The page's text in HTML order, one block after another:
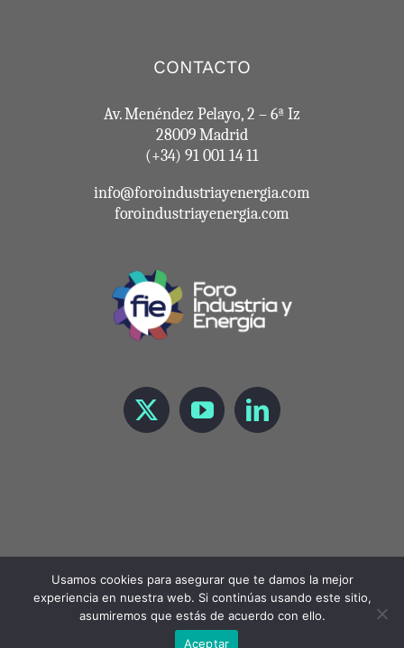
CONTACTO
Av. Menéndez Pelayo, 2 – 6ª Iz
28009 Madrid
(+34) 91 001 14 11
info@foroindustriayenergia.com
foroindustriayenergia.com
Copyright 2021 Foro de Industria y Energía |LEGAL
Usamos cookies para asegurar que te damos la mejor
experiencia en nuestra web. Si continúas usando este sitio,
asumiremos que estás de acuerdo con ello.
Aceptar